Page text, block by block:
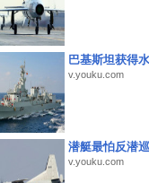
巴基斯坦获得
v.youku.com
潜艇最怕反潜
v.youku.com